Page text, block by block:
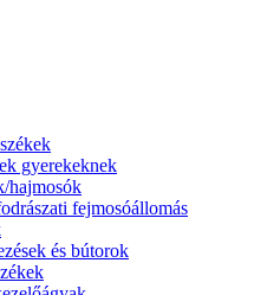
gyerekeknek
hajmosók
fejmosóállomás
és bútorok